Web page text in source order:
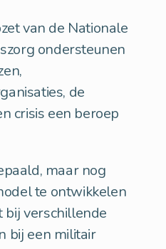
van de Nationale
ondersteunen
de
crisis een beroep
maar nog
te ontwikkelen
bij verschillende
bij een militair